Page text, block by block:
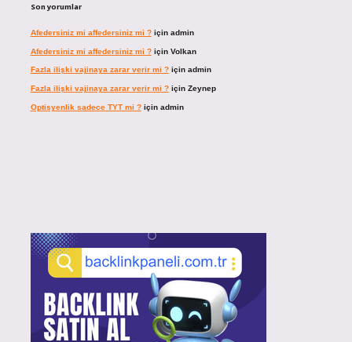
Son yorumlar
Afedersiniz mi affedersiniz mi ?için admin
Afedersiniz mi affedersiniz mi ?için Volkan
Fazla ilişki vajinaya zarar verir mi ?için admin
Fazla ilişki vajinaya zarar verir mi ?için Zeynep
Optisyenlik sadece TYT mi ?için admin